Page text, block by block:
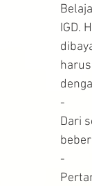
IGD.
-
Dari
-